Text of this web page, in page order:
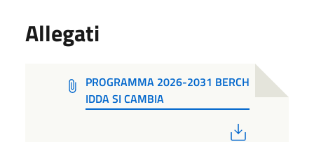
Allegati
PROGRAMMA 2026-2031 BERCH
IDDA SI CAMBIA